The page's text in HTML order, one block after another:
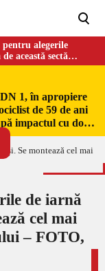
alegerile
această sectă
1, în apropiere
de 59 de ani
impactul cu două
de iarnă
cel mai
– FOTO,